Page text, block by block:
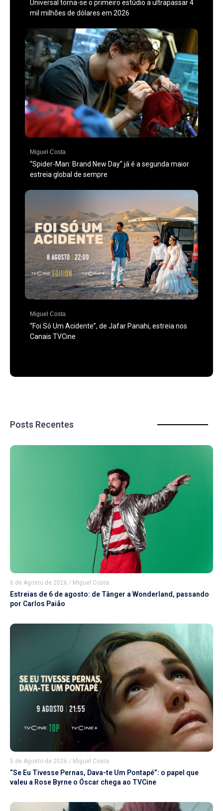
Universal torna-se o primeiro estúdio a ultrapassar 4
mil milhões de dólares em 2026
Miguel Costa
“Spider-Man: Brand New Day” já é a segunda maior
estreia global de sempre
Miguel Costa
“Foi Só Um Acidente”, de Jafar Panahi, estreia nos
Canais TVCine
Posts Recentes
6 de Agosto de 2026 / Miguel Costa
Estreias de 6 de agosto: de Tânger a Wonderland, passando
por Carlos Paião
5 de Agosto de 2026 / Miguel Costa
“Se Eu Tivesse Pernas, Dava-te Um Pontapé”: o papel que
valeu a Rose Byrne o Óscar chega ao TVCine